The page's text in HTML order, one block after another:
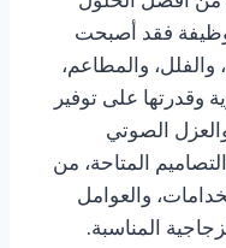
فقد أصبحت
والفلل، والمطاعم،
وقدرتها على توفير
الصوتي
المتاحة، من
والعوامل
المناسبة.